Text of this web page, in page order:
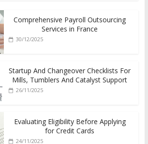
Comprehensive Payroll Outsourcing
Services in France
30/12/2025
Startup And Changeover Checklists For
Mills, Tumblers And Catalyst Support
26/11/2025
Evaluating Eligibility Before Applying
for Credit Cards
24/11/2025